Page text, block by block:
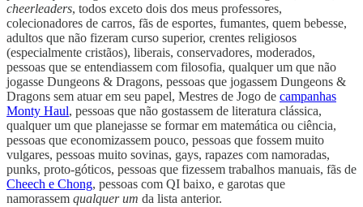
cheerleaders, todos exceto dois dos meus professores,
colecionadores de carros, fãs de esportes, fumantes, quem bebesse,
adultos que não fizeram curso superior, crentes religiosos
(especialmente cristãos), liberais, conservadores, moderados,
pessoas que se entendiassem com filosofia, qualquer um que não
jogasse Dungeons & Dragons, pessoas que jogassem Dungeons &
Dragons sem atuar em seu papel, Mestres de Jogo de campanhas
Monty Haul, pessoas que não gostassem de literatura clássica,
qualquer um que planejasse se formar em matemática ou ciência,
pessoas que economizassem pouco, pessoas que fossem muito
vulgares, pessoas muito sovinas, gays, rapazes com namoradas,
punks, proto-góticos, pessoas que fizessem trabalhos manuais, fãs de
Cheech e Chong, pessoas com QI baixo, e garotas que
namorassem qualquer um da lista anterior.